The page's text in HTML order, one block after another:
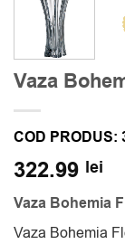
Vaza
COD PRODUS:
322.99 lei
Vaza Bohemia
Vaza Bohemia